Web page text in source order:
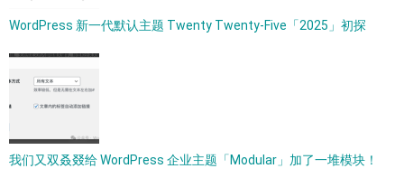
WordPress 新一代默认主题 Twenty Twenty-Five「2025」初探
我们又双叒叕给 WordPress 企业主题「Modular」加了一堆模块！